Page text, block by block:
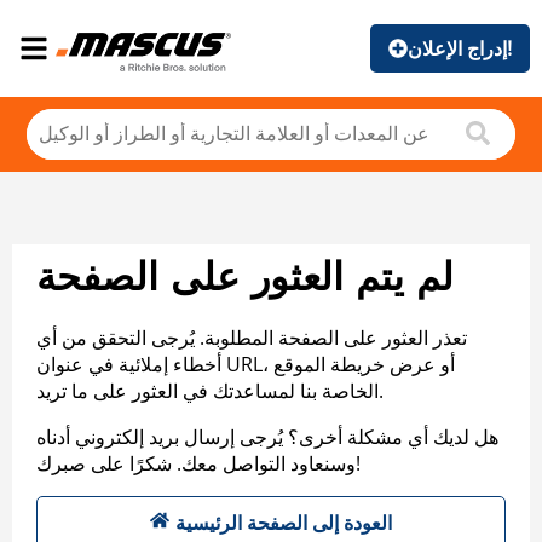
إدراج الإعلان!
لم يتم العثور على الصفحة
تعذر العثور على الصفحة المطلوبة. يُرجى التحقق من أي
أخطاء إملائية في عنوان URL، أو عرض خريطة الموقع
الخاصة بنا لمساعدتك في العثور على ما تريد.
هل لديك أي مشكلة أخرى؟ يُرجى إرسال بريد إلكتروني أدناه
وسنعاود التواصل معك. شكرًا على صبرك!
العودة إلى الصفحة الرئيسية